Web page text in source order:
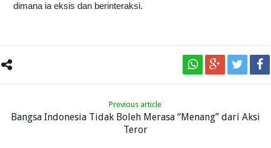
dimana ia eksis dan berinteraksi.
Previous article
Bangsa Indonesia Tidak Boleh Merasa “Menang” dari Aksi
Teror